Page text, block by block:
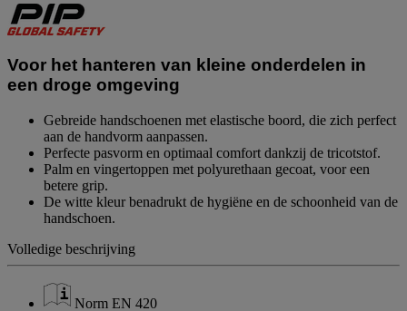
Dezelfde
paginalink.
Voor het hanteren van kleine onderdelen in
een droge omgeving
Gebreide handschoenen met elastische boord, die zich perfect
aan de handvorm aanpassen.
Perfecte pasvorm en optimaal comfort dankzij de tricotstof.
Palm en vingertoppen met polyurethaan gecoat, voor een
betere grip.
De witte kleur benadrukt de hygiëne en de schoonheid van de
handschoen.
Volledige beschrijving
Norm EN 420